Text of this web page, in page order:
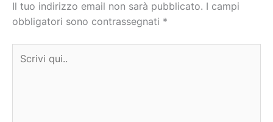
Il tuo indirizzo email non sarà pubblicato. I campi
obbligatori sono contrassegnati *
qui..